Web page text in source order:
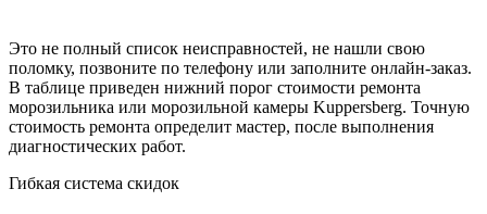
Это не полный список неисправностей, не нашли свою
поломку, позвоните по телефону или заполните онлайн-заказ.
В таблице приведен нижний порог стоимости ремонта
морозильника или морозильной камеры Kuppersberg. Точную
стоимость ремонта определит мастер, после выполнения
диагностических работ.
Гибкая система скидок